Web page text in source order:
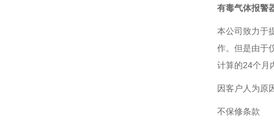
有毒气体报警
本公司致力于
作。但是由于
计算的24个月
因客户人为原
不保修条款